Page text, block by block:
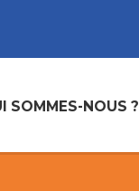
SOMMES-NOUS ?